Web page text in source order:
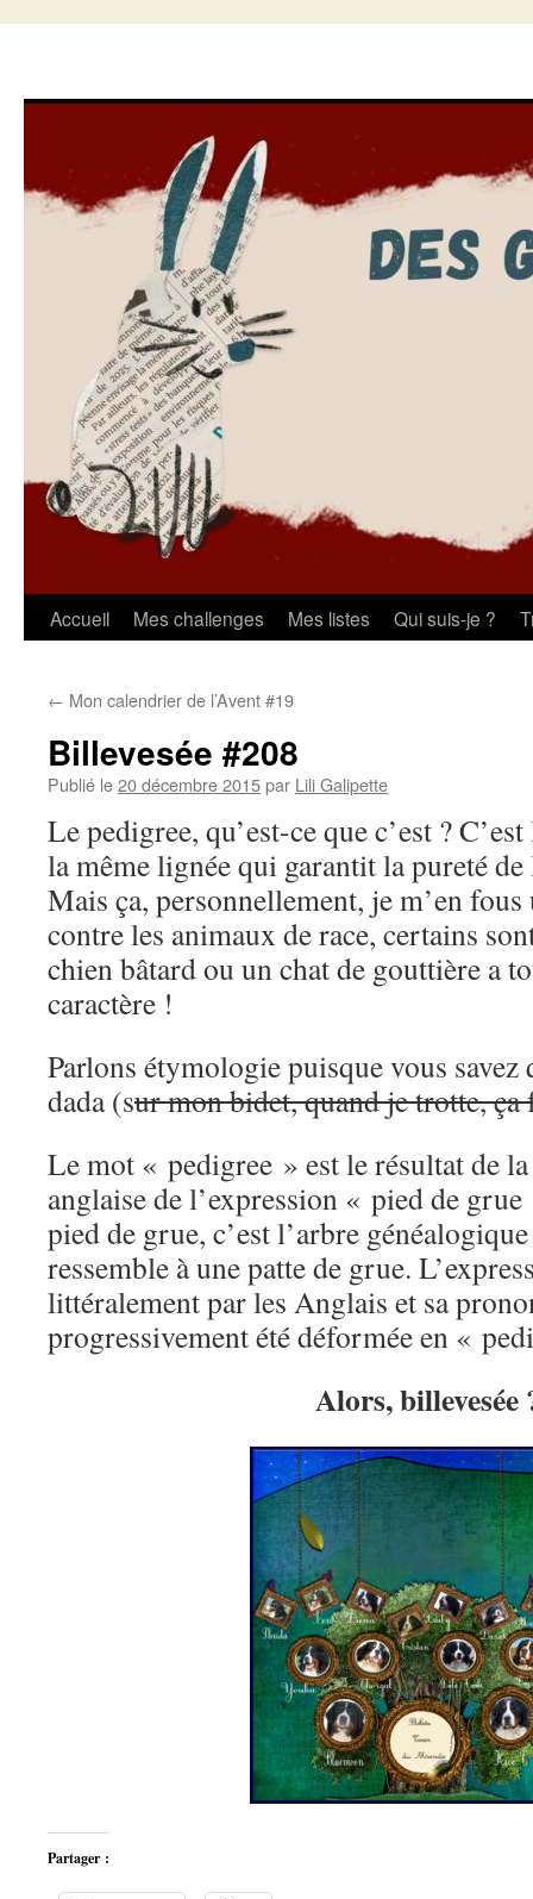
Aller
contenu
Accueil Mes challenges Mes listes Qui suis-je ?
← Mon calendrier de l’Avent #19
Billevesée #208
Publié le20 décembre 2015par Lili Galipette
Le pedigree, qu’est-ce que c’est ?
la même lignée qui garantit la pureté
Mais ça, personnellement, je m’en fous
contre les animaux de race, certains
chien bâtard ou un chat de gouttière a
caractère !
Parlons étymologie puisque vous savez
dada (sur mon bidet, quand je trotte, ça
Le mot « pedigree » est le résultat de
anglaise de l’expression « pied de
pied de grue, c’est l’arbre
ressemble à une patte de grue.
littéralement par les Anglais et sa
progressivement été déformée en «
Alors, billevesée
Partager :